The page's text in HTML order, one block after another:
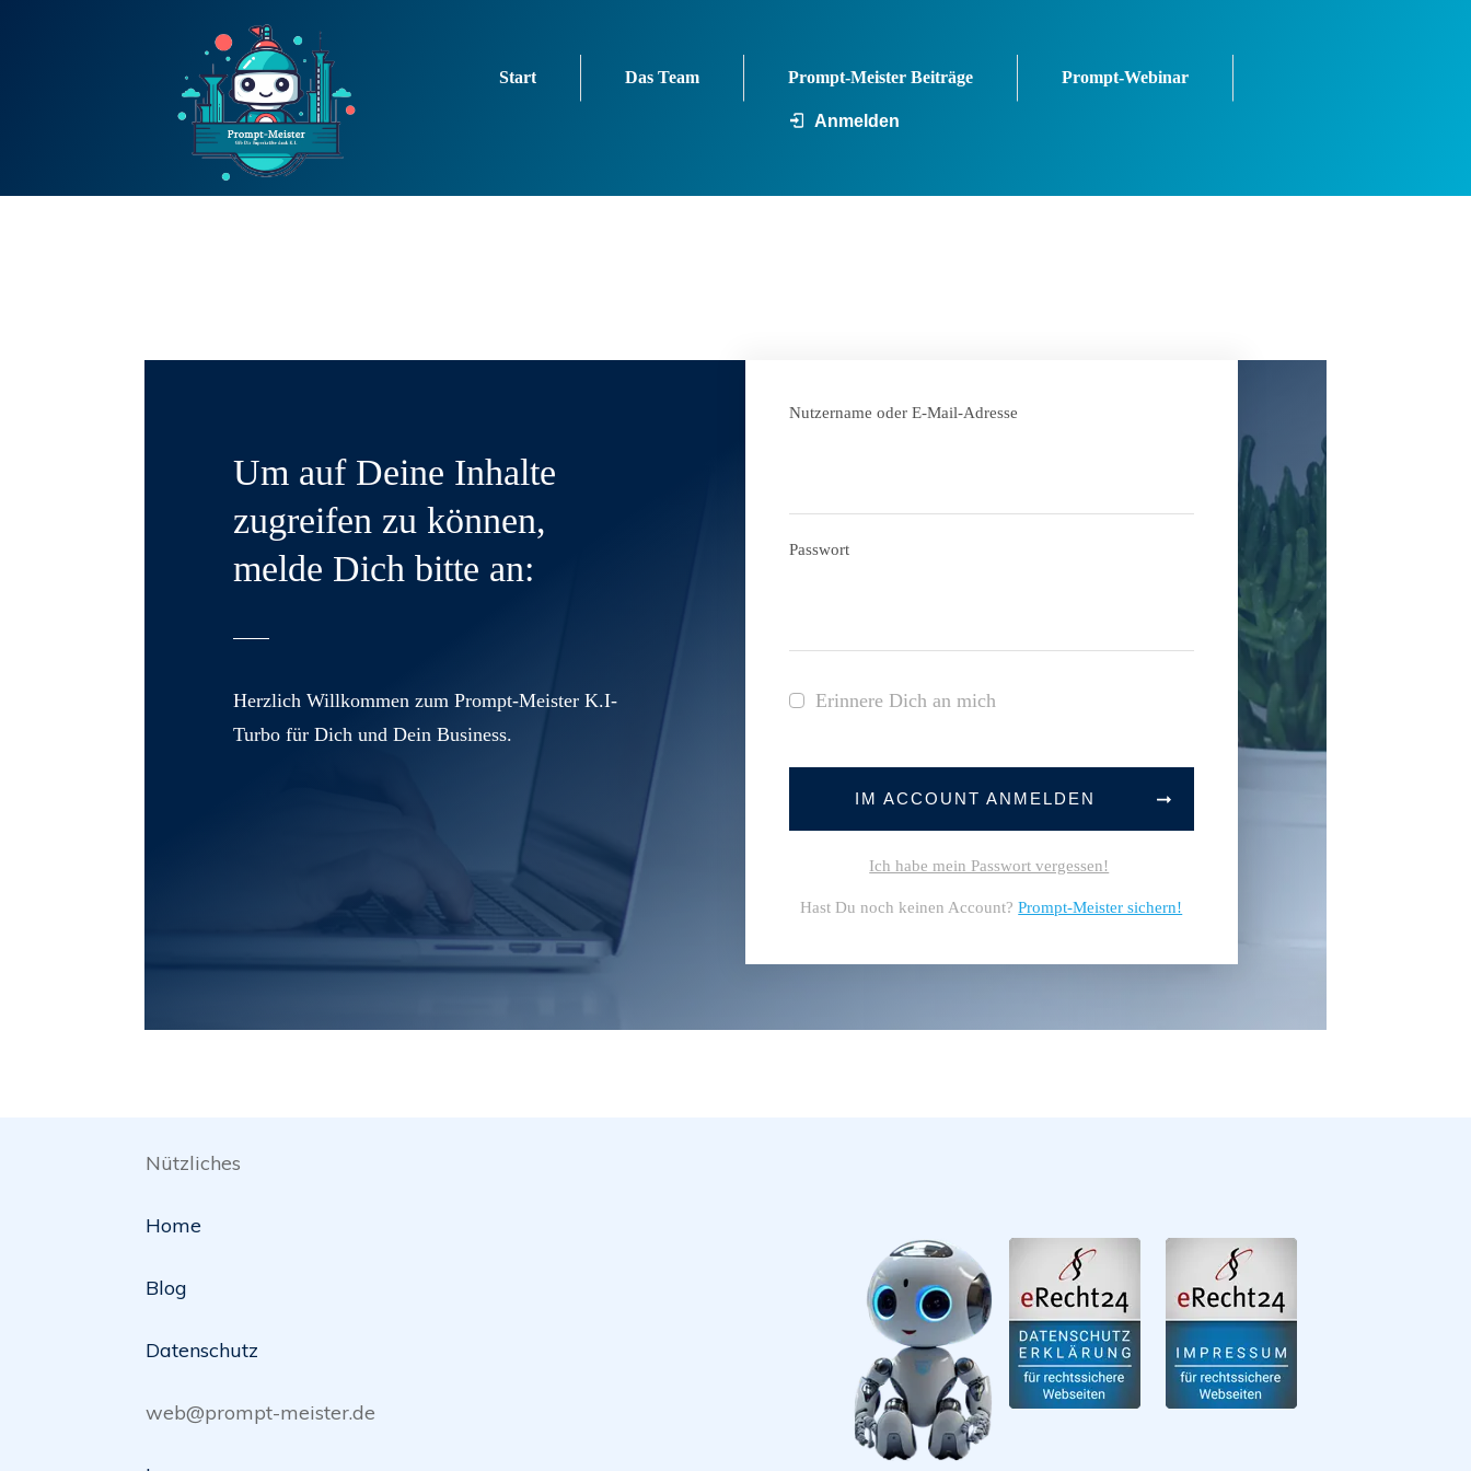
Start Das Team Prompt-Meister Beiträge Prompt-Webinar
Anmelden
Um auf Deine Inhalte
zugreifen zu können,
melde Dich bitte an:
Herzlich Willkommen zum Prompt-Meister K.I-
Turbo für Dich und Dein Business.
Nutzername oder E-Mail-Adresse
Passwort
Erinnere Dich an mich
IM ACCOUNT ANMELDEN
Ich habe mein Passwort vergessen!
Hast Du noch keinen Account?Prompt-Meister sichern!
Nützliches
Home
Blog
Datenschutz
web@prompt-meister.de